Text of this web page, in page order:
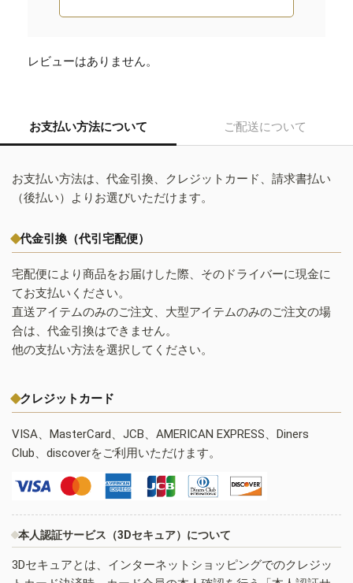
レビューはありません。
お支払い方法について ご配送について
お支払い方法は、代金引換、クレジットカード、請求書払い
（後払い）よりお選びいただけます。
代金引換（代引宅配便）
宅配便により商品をお届けした際、そのドライバーに現金に
てお支払いください。
直送アイテムのみのご注文、大型アイテムのみのご注文の場
合は、代金引換はできません。
他の支払い方法を選択してください。
クレジットカード
VISA、MasterCard、JCB、AMERICAN EXPRESS、Diners
Club、discoverをご利用いただけます。
本人認証サービス（3Dセキュア）について
3Dセキュアとは、インターネットショッピングでのクレジッ